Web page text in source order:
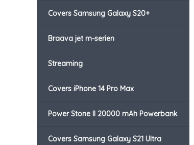
Covers Samsung Galaxy S20+
Braava jet m-serien
Streaming
Covers iPhone 14 Pro Max
Power Stone II 20000 mAh Powerbank
Covers Samsung Galaxy S21 Ultra